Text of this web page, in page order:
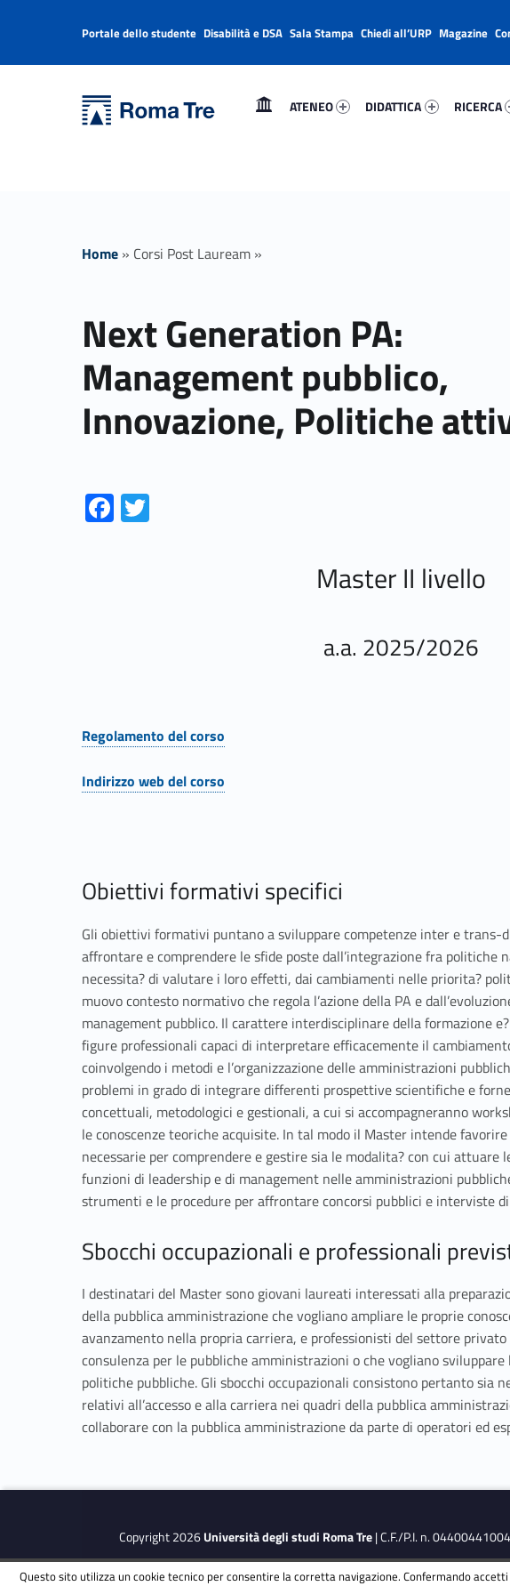
ATENEO
DIDATTICA
RICERCA
Header info sidebar
Portale dello studente Disabilità e DSA Sala Stampa Chiedi all’URP Magazine
Home » Corsi Post Lauream »
Next Generation PA:
Management pubblico,
Innovazione, Politiche
Link identifier #identifier__111887-1 Fa
ce
Link identifier #identifier__183959-2
Master II livello
a.a. 2025/2026
Link identifier #identifier__87989-1
Regolamento del corso
Indirizzo web del corso
Obiettivi formativi specifici
Gli obiettivi formativi puntano a sviluppare competenze inter e trans-
affrontare e comprendere le sfide poste dall’integrazione fra politiche
necessita? di valutare i loro effetti, dai cambiamenti nelle priorita?
muovo contesto normativo che regola l’azione della PA e
management pubblico. Il carattere interdisciplinare della formazione
figure professionali capaci di interpretare efficacemente il
coinvolgendo i metodi e l’organizzazione delle amministrazioni
problemi in grado di integrare differenti prospettive scientifiche e
concettuali, metodologici e gestionali, a cui si accompagneranno
le conoscenze teoriche acquisite. In tal modo il Master intende
necessarie per comprendere e gestire sia le modalita? con cui
funzioni di leadership e di management nelle amministrazioni
strumenti e le procedure per affrontare concorsi pubblici e interviste
Sbocchi occupazionali e professionali
I destinatari del Master sono giovani laureati interessati alla
della pubblica amministrazione che vogliano ampliare le proprie
avanzamento nella propria carriera, e professionisti del settore
consulenza per le pubbliche amministrazioni o che vogliano
politiche pubbliche. Gli sbocchi occupazionali consistono pertanto sia
relativi all’accesso e alla carriera nei quadri della pubblica
collaborare con la pubblica amministrazione da parte di operatori ed
Copyright 2026Università degli studi Roma Tre| C.F./P.I. n.
Questo sito utilizza un cookie tecnico per consentire la corretta navigazione. Confermando